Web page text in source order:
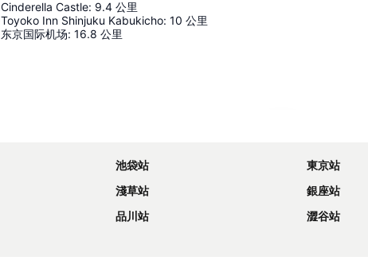
Cinderella Castle: 9.4 公里
Toyoko Inn Shinjuku Kabukicho: 10 公里
东京国际机场: 16.8 公里
池袋站
東京站
淺草站
銀座站
品川站
澀谷站